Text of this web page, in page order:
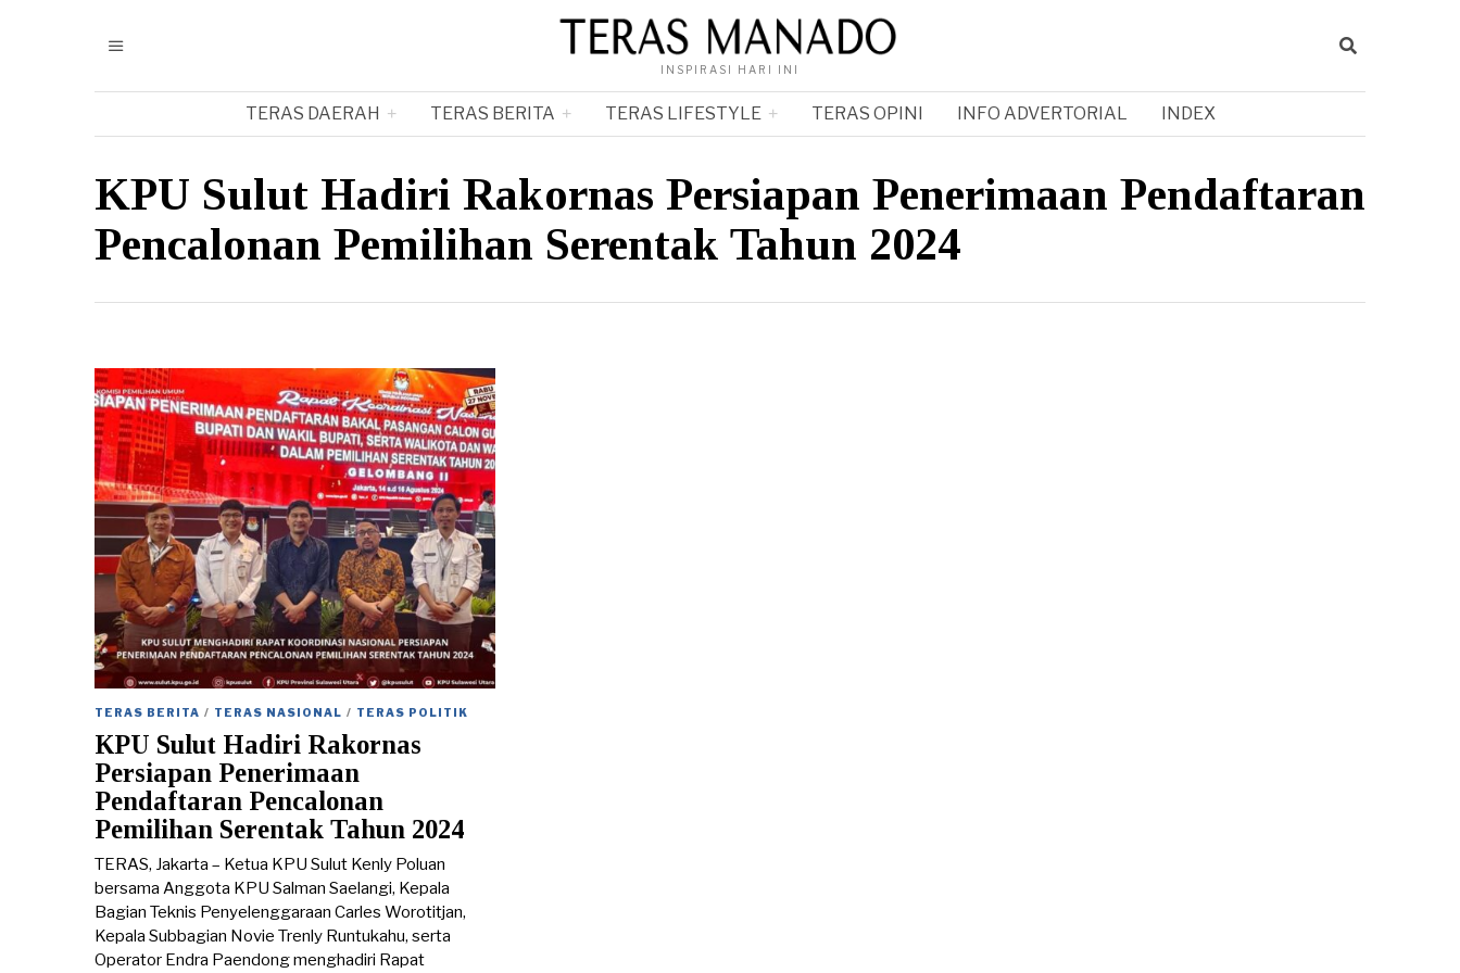
INSPIRASI HARI INI
TERAS DAERAH TERAS BERITA TERAS LIFESTYLE TERAS OPINI INFO ADVERTORIAL INDEX
KPU Sulut Hadiri Rakornas Persiapan Penerimaan Pendaftaran
Pencalonan Pemilihan Serentak Tahun 2024
TERAS BERITA / TERAS NASIONAL / TERAS POLITIK
KPU Sulut Hadiri Rakornas
Persiapan Penerimaan
Pendaftaran Pencalonan
Pemilihan Serentak Tahun 2024
TERAS, Jakarta – Ketua KPU Sulut Kenly Poluan
bersama Anggota KPU Salman Saelangi, Kepala
Bagian Teknis Penyelenggaraan Carles Worotitjan,
Kepala Subbagian Novie Trenly Runtukahu, serta
Operator Endra Paendong menghadiri Rapat